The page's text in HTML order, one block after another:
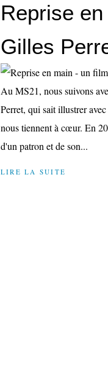
Reprise
Gilles
Au MS21, nous suivons
Perret, qui sait illustrer
nous tiennent à cœur. En
d'un patron et de son...
LIRE LA SUITE